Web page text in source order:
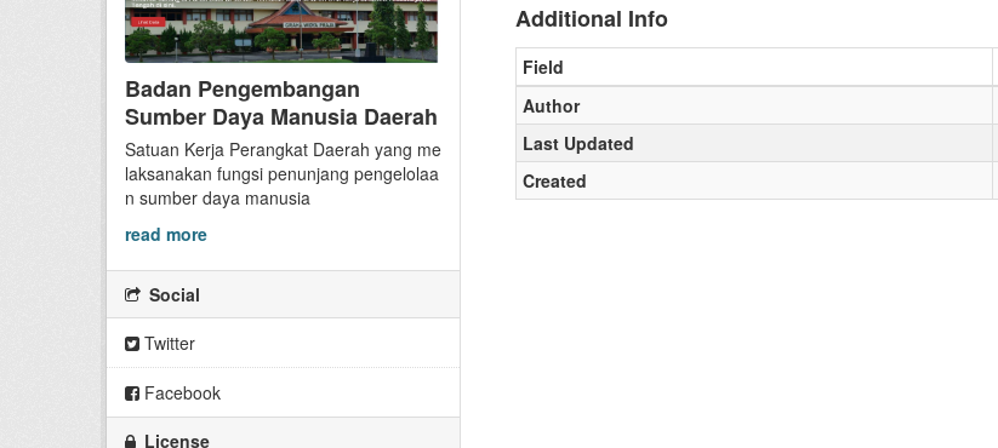
Badan Pengembangan
Sumber Daya Manusia Daerah
Satuan Kerja Perangkat Daerah yang me
laksanakan fungsi penunjang pengelolaa
n sumber daya manusia
read more
Social
Twitter
Facebook
License
Additional Info
Field
Author
Last Updated
Created